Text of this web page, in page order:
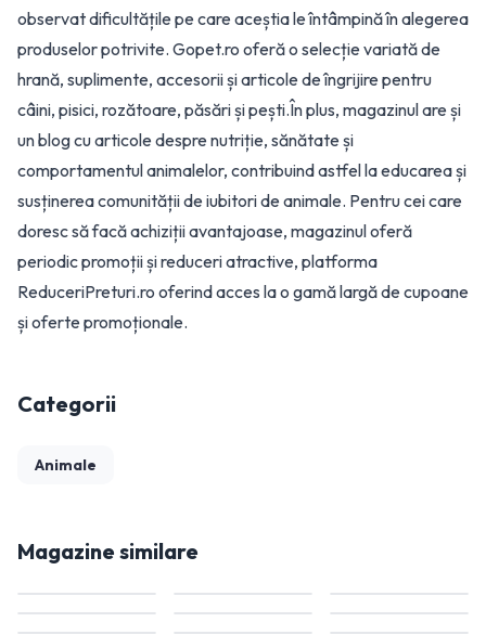
observat dificultățile pe care aceștia le întâmpină în alegerea
produselor potrivite. Gopet.ro oferă o selecție variată de
hrană, suplimente, accesorii și articole de îngrijire pentru
câini, pisici, rozătoare, păsări și pești.În plus, magazinul are și
un blog cu articole despre nutriție, sănătate și
comportamentul animalelor, contribuind astfel la educarea și
susținerea comunității de iubitori de animale. Pentru cei care
doresc să facă achiziții avantajoase, magazinul oferă
periodic promoții și reduceri atractive, platforma
ReduceriPreturi.ro oferind acces la o gamă largă de cupoane
și oferte promoționale.
Categorii
Animale
Magazine similare